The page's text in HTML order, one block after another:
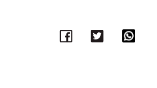
Facebook
Twitter